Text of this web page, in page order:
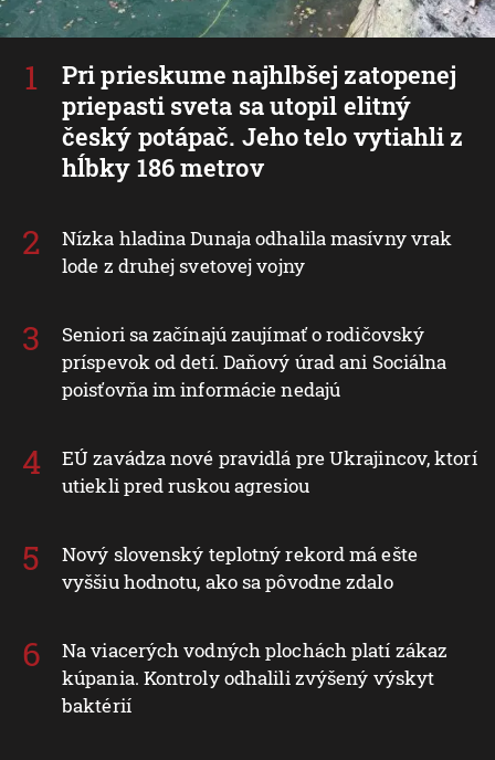
Pri prieskume najhlbšej zatopenej
priepasti sveta sa utopil elitný
český potápač. Jeho telo vytiahli z
hĺbky 186 metrov
Nízka hladina Dunaja odhalila masívny vrak
lode z druhej svetovej vojny
Seniori sa začínajú zaujímať o rodičovský
príspevok od detí. Daňový úrad ani Sociálna
poisťovňa im informácie nedajú
EÚ zavádza nové pravidlá pre Ukrajincov, ktorí
utiekli pred ruskou agresiou
Nový slovenský teplotný rekord má ešte
vyššiu hodnotu, ako sa pôvodne zdalo
Na viacerých vodných plochách platí zákaz
kúpania. Kontroly odhalili zvýšený výskyt
baktérií